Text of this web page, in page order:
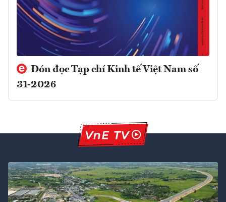
Đón đọc Tạp chí Kinh tế Việt Nam số
31-2026